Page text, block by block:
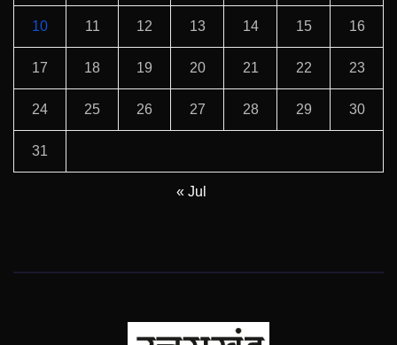
10 11 12 13 14 15 16
17 18 19 20 21 22 23
24 25 26 27 28 29 30
31
« Jul